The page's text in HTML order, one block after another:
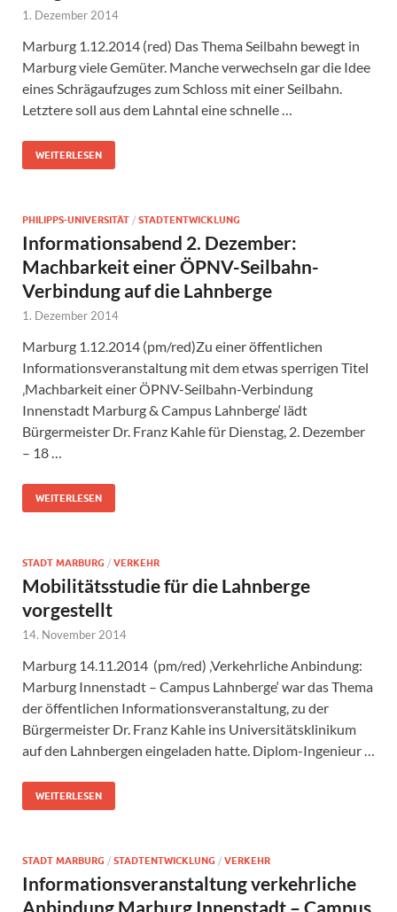
1. Dezember 2014
Marburg 1.12.2014 (red) Das Thema Seilbahn bewegt in
Marburg viele Gemüter. Manche verwechseln gar die Idee
eines Schrägaufzuges zum Schloss mit einer Seilbahn.
Letztere soll aus dem Lahntal eine schnelle …
WEITERLESEN
PHILIPPS-UNIVERSITÄT / STADTENTWICKLUNG
Informationsabend 2. Dezember:
Machbarkeit einer ÖPNV-Seilbahn-
Verbindung auf die Lahnberge
1. Dezember 2014
Marburg 1.12.2014 (pm/red)Zu einer öffentlichen
Informationsveranstaltung mit dem etwas sperrigen Titel
‚Machbarkeit einer ÖPNV-Seilbahn-Verbindung
Innenstadt Marburg & Campus Lahnberge‘ lädt
Bürgermeister Dr. Franz Kahle für Dienstag, 2. Dezember
– 18 …
WEITERLESEN
STADT MARBURG / VERKEHR
Mobilitätsstudie für die Lahnberge
vorgestellt
14. November 2014
Marburg 14.11.2014 (pm/red) ‚Verkehrliche Anbindung:
Marburg Innenstadt – Campus Lahnberge‘ war das Thema
der öffentlichen Informationsveranstaltung, zu der
Bürgermeister Dr. Franz Kahle ins Universitätsklinikum
auf den Lahnbergen eingeladen hatte. Diplom-Ingenieur …
WEITERLESEN
STADT MARBURG / STADTENTWICKLUNG / VERKEHR
Informationsveranstaltung verkehrliche
Anbindung Marburg Innenstadt – Campus